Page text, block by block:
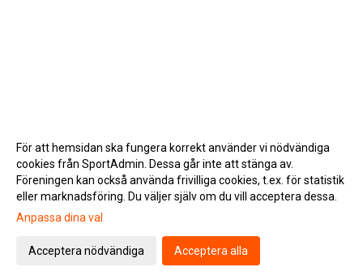
Gå till Webbversion
För att hemsidan ska fungera korrekt använder vi nödvändiga
cookies från SportAdmin. Dessa går inte att stänga av.
Föreningen kan också använda frivilliga cookies, t.ex. för statistik
eller marknadsföring. Du väljer själv om du vill acceptera dessa.
Anpassa dina val
Acceptera nödvändiga Acceptera alla